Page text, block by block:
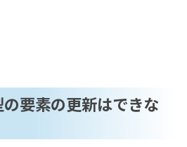
要素の更新はできな